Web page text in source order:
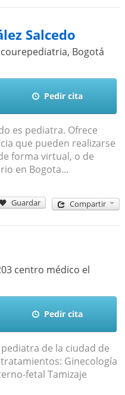
Salcedo
, Bogotá
Pedir cita
es pediatra. Ofrece
que pueden realizarse
forma virtual, o de
en Bogota...
Guardar Compartir
centro médico el
Pedir cita
de la ciudad de
Ginecología
fetal Tamizaje